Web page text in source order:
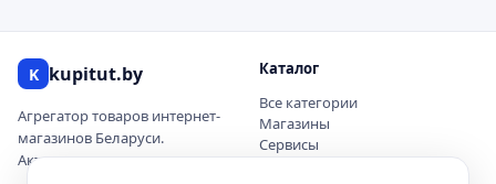
K kupitut.by
Агрегатор товаров интернет-
магазинов Беларуси.
Актуальные цены и наличие.
Каталог
Все категории
Магазины
Сервисы